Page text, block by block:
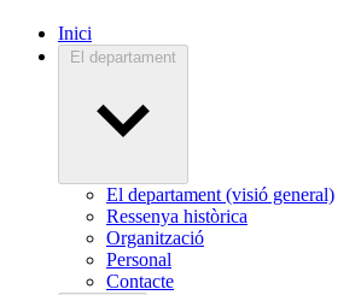
Inici
El departament
El departament (visió general)
Ressenya històrica
Organització
Personal
Contacte